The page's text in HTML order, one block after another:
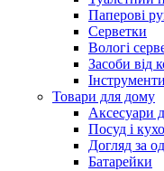
Паперові
Серветки
Вологі
Засоби від
Товари для дому
Аксесуари
Посуд і
Догляд за
Батарейки